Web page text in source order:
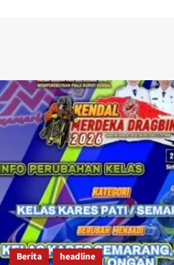
Berita headline